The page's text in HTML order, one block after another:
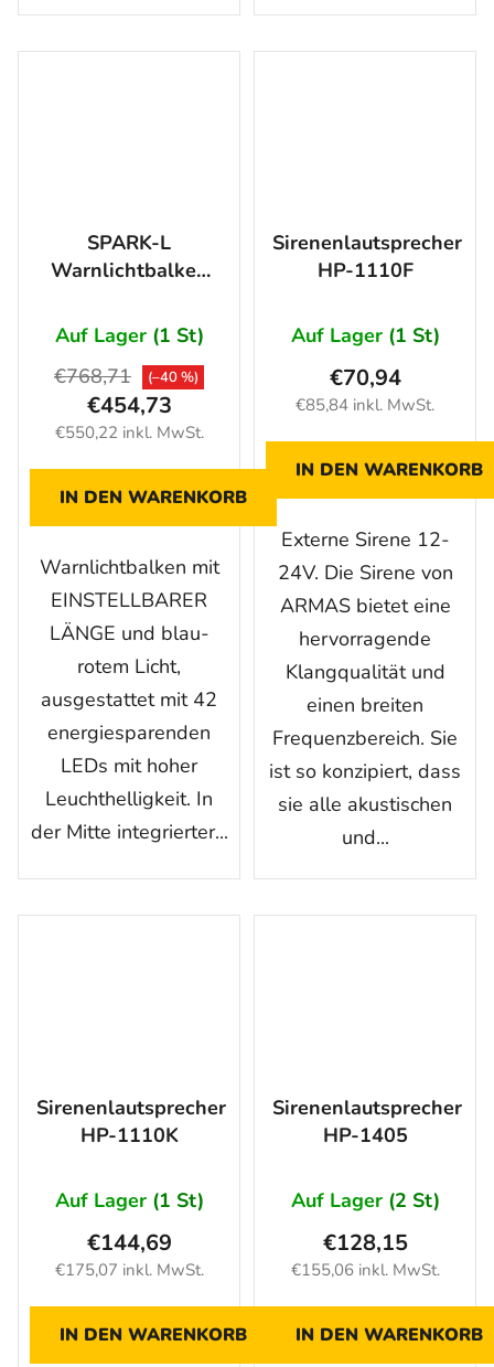
SPARK-L
Warnlichtbalken
LAUTSPRECHER,
54 LED, 12/24V,
BLAU-ROT
Auf Lager (1 St)
€550,22 inkl. MwSt.
€454,73
€768,71 (–40 %)
IN DEN WARENKORB
Warnlichtbalken mit
EINSTELLBARER
LÄNGE und blau-
rotem Licht,
ausgestattet mit 42
energiesparenden
LEDs mit hoher
Leuchthelligkeit. In
der Mitte integrierter...
Sirenenlautsprecher
HP-1110F
Auf Lager (1 St)
€85,84 inkl. MwSt.
€70,94
IN DEN WARENKORB
Externe Sirene 12-
24V. Die Sirene von
ARMAS bietet eine
hervorragende
Klangqualität und
einen breiten
Frequenzbereich. Sie
ist so konzipiert, dass
sie alle akustischen
und...
Sirenenlautsprecher
HP-1110K
Auf Lager (1 St)
€175,07 inkl. MwSt.
€144,69
IN DEN WARENKORB
Sirenenlautsprecher
HP-1405
Auf Lager (2 St)
€155,06 inkl. MwSt.
€128,15
IN DEN WARENKORB